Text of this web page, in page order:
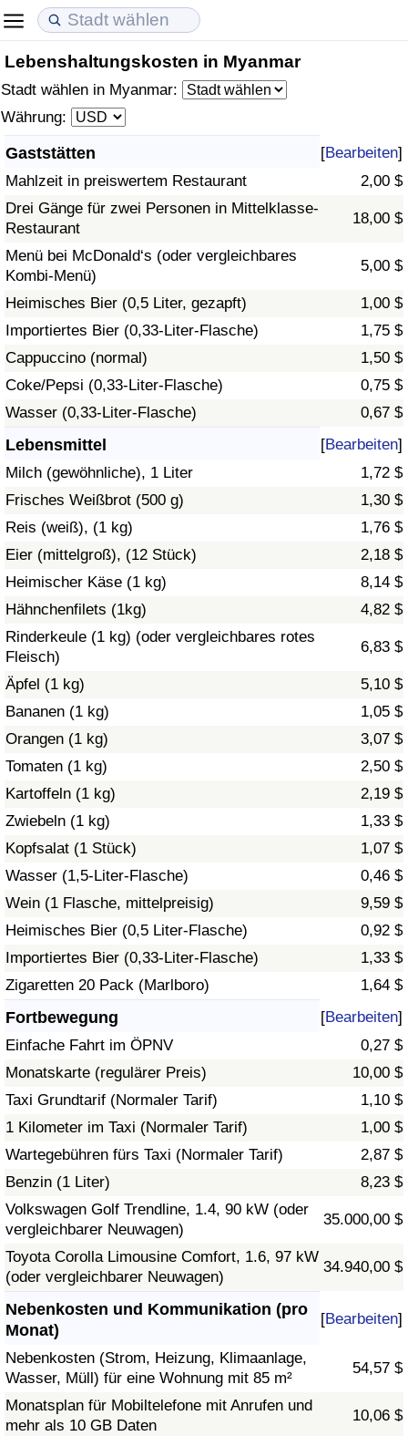
Lebenshaltungskosten in Myanmar
Stadt wählen in Myanmar:
Währung:
Gaststätten [Bearbeiten]
Mahlzeit in preiswertem Restaurant
2,00 $
Drei Gänge für zwei Personen in Mittelklasse-
Restaurant
18,00 $
Menü bei McDonald‘s (oder vergleichbares
Kombi-Menü)
5,00 $
Heimisches Bier (0,5 Liter, gezapft)
1,00 $
Importiertes Bier (0,33-Liter-Flasche)
1,75 $
Cappuccino (normal)
1,50 $
Coke/Pepsi (0,33-Liter-Flasche)
0,75 $
Wasser (0,33-Liter-Flasche)
0,67 $
Lebensmittel [Bearbeiten]
Milch (gewöhnliche), 1 Liter
1,72 $
Frisches Weißbrot (500 g)
1,30 $
Reis (weiß), (1 kg)
1,76 $
Eier (mittelgroß), (12 Stück)
2,18 $
Heimischer Käse (1 kg)
8,14 $
Hähnchenfilets (1kg)
4,82 $
Rinderkeule (1 kg) (oder vergleichbares rotes
Fleisch)
6,83 $
Äpfel (1 kg)
5,10 $
Bananen (1 kg)
1,05 $
Orangen (1 kg)
3,07 $
Tomaten (1 kg)
2,50 $
Kartoffeln (1 kg)
2,19 $
Zwiebeln (1 kg)
1,33 $
Kopfsalat (1 Stück)
1,07 $
Wasser (1,5-Liter-Flasche)
0,46 $
Wein (1 Flasche, mittelpreisig)
9,59 $
Heimisches Bier (0,5 Liter-Flasche)
0,92 $
Importiertes Bier (0,33-Liter-Flasche)
1,33 $
Zigaretten 20 Pack (Marlboro)
1,64 $
Fortbewegung [Bearbeiten]
Einfache Fahrt im ÖPNV
0,27 $
Monatskarte (regulärer Preis)
10,00 $
Taxi Grundtarif (Normaler Tarif)
1,10 $
1 Kilometer im Taxi (Normaler Tarif)
1,00 $
Wartegebühren fürs Taxi (Normaler Tarif)
2,87 $
Benzin (1 Liter)
8,23 $
Volkswagen Golf Trendline, 1.4, 90 kW (oder
vergleichbarer Neuwagen)
35.000,00 $
Toyota Corolla Limousine Comfort, 1.6, 97 kW
(oder vergleichbarer Neuwagen)
34.940,00 $
Nebenkosten und Kommunikation (pro
Monat)
[Bearbeiten]
Nebenkosten (Strom, Heizung, Klimaanlage,
Wasser, Müll) für eine Wohnung mit 85 m²
54,57 $
Monatsplan für Mobiltelefone mit Anrufen und
mehr als 10 GB Daten
10,06 $
Lebenshaltungskosten
Lebenshaltungskosten-Index (aktuell)
Lebenshaltungskosten-Index
Lebenshaltungskosten-Index nach Land
in Akaba
Immobilienpreise
Immobilienpreis-Index (aktuell)
Immobilienpreis-Index
Immobilienpreis-Index nach Land
Lebensqualität
Lebensqualität-Index
Lebensqualität-Index (aktuell)
Lebensqualitätsindex nach Land
Kriminalität
Kriminalitäts-Index (aktuell)
Kriminalitäts-Index
Kriminalitätsindex nach Land
Gesundheitsversorgung
Gesundheitsversorgungs-Index (aktuell)
Gesundheitsversorgungs-Index
Gesundheitsversorgungs-Index nach Land
Umweltverschmutzung
Verschmutzungsindex
Umweltverschmutzungs-Index nach Land
Verkehr
Verkehrs-Index
Verkehrs-Index (aktuell)
Verkehrs-Index nach Land